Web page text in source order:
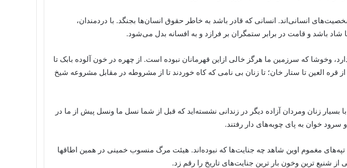
انسانی‌اند. انسانی که قادر باشد به خاطر حقوق انسان‌ها بجنگد. با دردمندان،
شاد باشد و قامت در برابر ستمگران بر فرازد و به افسانه بدل می‌شود.
وخوشا که سرزمین ما هرگز خالی ازاین قهرمانان نبوده است. از چهره در خون آلوده بابک تا
قره العین تا ستار خان؛ تا زنان بی نامی که کاه خوردند تا از مشروطه در مقابل مشروعه شیخ
بسیار زنان ومردان آزاده دیگر در زندانی نشسته‌اید که قبل از شما نسل ما ونسل پیش از ما در
خوان به پای چوبه‌های دار رفتند.
تپه‌های مغموم اوین شاهد چه جنایت‌ها که نبوده‌اند. هیئت مرگ منسوب خمینی در همین اطاقها
شنیع ترین وخون بار ترین جنایت‌های تاریخ را رقم زد.